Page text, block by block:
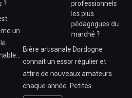
?
un
professionnels
les plus
pédagogues du
marché ?
Bière artisanale Dordogne
connaît un essor régulier et
attire de nouveaux amateurs
chaque année. Petites…